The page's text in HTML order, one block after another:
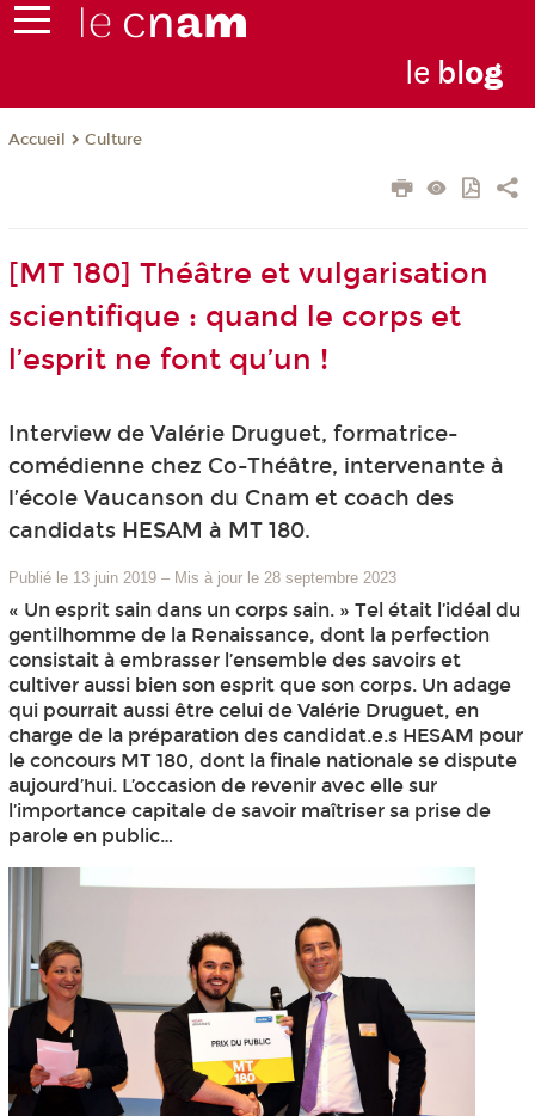
le blog
Accueil Culture
[MT 180] Théâtre et vulgarisation
scientifique : quand le corps et
l’esprit ne font qu’un !
Interview de Valérie Druguet, formatrice-
comédienne chez Co-Théâtre, intervenante à
l’école Vaucanson du Cnam et coach des
candidats HESAM à MT 180.
Publié le 13 juin 2019 – Mis à jour le 28 septembre 2023
« Un esprit sain dans un corps sain. » Tel était l’idéal du
gentilhomme de la Renaissance, dont la perfection
consistait à embrasser l’ensemble des savoirs et
cultiver aussi bien son esprit que son corps. Un adage
qui pourrait aussi être celui de Valérie Druguet, en
charge de la préparation des candidat.e.s HESAM pour
le concours MT 180, dont la finale nationale se dispute
aujourd’hui. L’occasion de revenir avec elle sur
l’importance capitale de savoir maîtriser sa prise de
parole en public…